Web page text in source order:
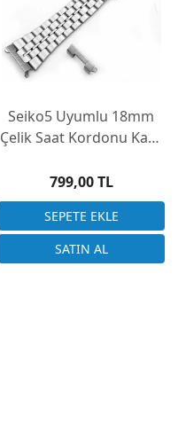
Seiko5 Uyumlu 18mm
Çelik Saat Kordonu Kasa
799,00 TL